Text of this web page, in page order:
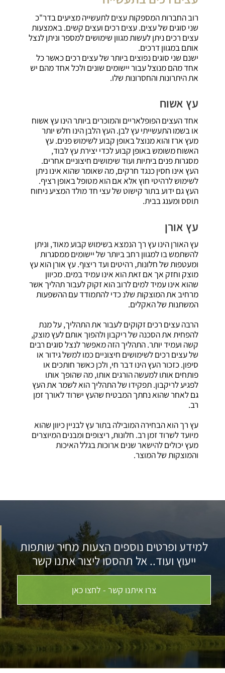
רוב החברות המספקות עצים לתעשייה מציעים בדר"כ
שני סוגים של עצים. עצים רכים ועצים קשים. באמצעות
עצים רכים ניתן לעשות מגוון שימושים למספר וניתן לנצל
אותם במגוון דרכים.
ישנם שני סוגים נפוצים ביותר של עצים רכים כאשר כל
אחד מהם מנוצל עבור יישומים שונים ולכל אחד מהם יש
את היתרונות והחסרונות שלו.
עץ אשוח
אחד העצים הפופלאריים והמוכרים ביותר הינו עץ אשוח
או בשמו התעשייתי עץ לבן. העץ הלבן הינו חלש יותר
מעץ ארז והוא מנוצל באופן קבוע לשימוש פנים. עץ
האשוח משומש באופן קבוע לכדי יצירת עץ לבוד,
מסגרות פנים ביתיות ועוד שימושים חיצוניים אחרים.
העץ אינו חסין כנגד חרקים, מה שאומר שהוא אינו ניתן
לשימוש לרהיטי חוץ אלא אם הוא מטופל באופן רציף.
העץ גם ידוע בתור קישוט של עצי חד מולד המציע ניחוח
תוסס ומענג בבית.
עץ אורן
עץ האורן הינו עץ רך הנמצא בשימוש קבוע מאוד, וניתן
להשתמש בו למגוון רחב ביותר של יישומים ממסגרות
ומעטפות של חלונות, רהיטים ועד ריצוף. עץ אורן הוא עץ
מוצק וחזק אך אם זאת הוא אינו עמיד במים. מכיוון
שהוא אינו עמיד למים לרוב הוא זקוק לעבור תהליך אשר
מרחיב את המוצקות שלנ כדי להתמודד עם ההשפעות
המשתנות של האקלים.
הרבה עצים רכים זקוקים לעבור את התהליך, על מנת
להפחית את הסכנה של ריקבון ולהפוך אותם לעץ מוצק,
קשה ועמיד יותר. התהליך הזה מאפשר לנצל סוגים רבים
של עצים רכים לשימושים חיצוניים כמו למשל גידור או
סיפון. כזכור העץ הינו דבר חי, ולכן כאשר חותכים או
פותחים אותו למעשה הורגים אותו, מה שהופך אותו
לפגיע לריקבון. תפקידו של התהליך הוא לשמר את העץ
גם לאחר שהוא נחתך המבטיח שהעץ ישרוד לאורך זמן
רב.
עץ רך הוא הבחירה המובילה בתור עץ לבניין כיוון שהוא
מיועד לשרוד זמן רב. חלונות, ריצופים ומבנים המיוצרים
מעץ יכולים להישאר שנים ארוכות בגלל האיכות
והמוצקות של המוצר.
למידע ופרטים נוספים הצעות מחיר שותפות
ייעוץ ועוד.. אל תהססו ליצור אתנו קשר
צרו איתנו קשר - לחצו כאן